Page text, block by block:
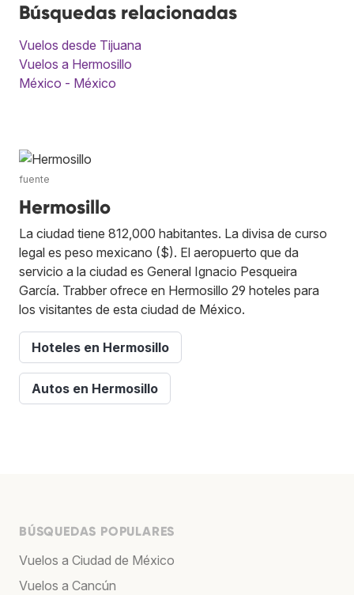
Búsquedas relacionadas
Vuelos desde Tijuana
Vuelos a Hermosillo
México - México
fuente
Hermosillo
La ciudad tiene 812,000 habitantes. La divisa de curso
legal es peso mexicano ($). El aeropuerto que da
servicio a la ciudad es General Ignacio Pesqueira
García. Trabber ofrece en Hermosillo 29 hoteles para
los visitantes de esta ciudad de México.
Hoteles en Hermosillo
Autos en Hermosillo
BÚSQUEDAS POPULARES
Vuelos a Ciudad de México
Vuelos a Cancún